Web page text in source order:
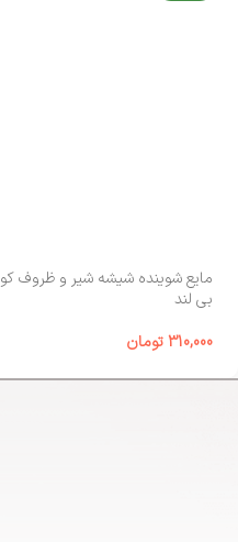
مایع شوینده شیشه شیر و ظروف
بی لند
310,000تومان